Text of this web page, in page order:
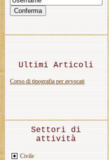
Ultimi Articoli
Corso di tipografia per avvocati
Settori di
attività
Civile